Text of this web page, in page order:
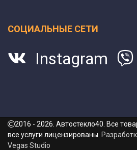
СОЦИАЛЬНЫЕ СЕТИ
Instagram
2016 - 2026. Автостекло40. Все
все услуги лицензированы.
Vegas Studio